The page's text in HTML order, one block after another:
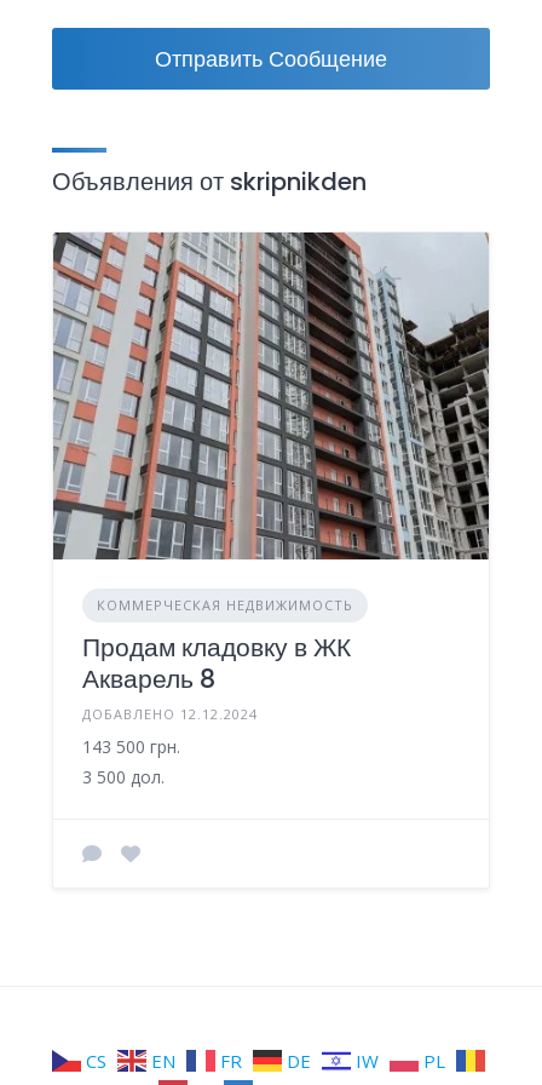
Отправить Сообщение
Объявления от skripnikden
КОММЕРЧЕСКАЯ НЕДВИЖИМОСТЬ
Продам кладовку в ЖК
Акварель 8
ДОБАВЛЕНО 12.12.2024
143 500 грн.
3 500 дол.
CS EN FR DE IW
PL